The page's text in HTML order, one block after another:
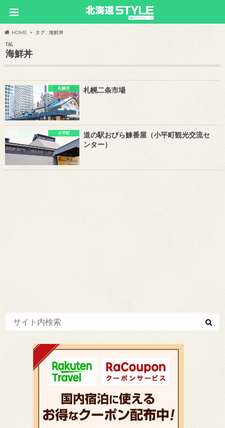
HOME タグ : 海鮮丼
TAG
海鮮丼
札幌市 札幌二条市場
小平町
道の駅おびら鰊番屋（小平町観光交流セ
ンター）